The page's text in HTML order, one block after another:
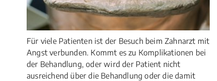
Für viele Patienten ist der Besuch beim Zahnarzt mit
Angst verbunden. Kommt es zu Komplikationen bei
der Behandlung, oder wird der Patient nicht
ausreichend über die Behandlung oder die damit